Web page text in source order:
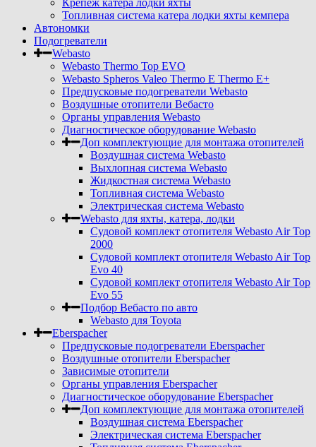
Крепёж катера лодки яхты
Топливная система катера лодки яхты кемпера
Автономки
Подогреватели
Webasto
Webasto Thermo Top EVO
Webasto Spheros Valeo Thermo E Thermo E+
Предпусковые подогреватели Webasto
Воздушные отопители Вебасто
Органы управления Webasto
Диагностическое оборудование Webasto
Доп комплектующие для монтажа отопителей
Воздушная система Webasto
Выхлопная система Webasto
Жидкостная система Webasto
Топливная система Webasto
Электрическая система Webasto
Webasto для яхты, катера, лодки
Судовой комплект отопителя Webasto Air Top
2000
Судовой комплект отопителя Webasto Air Top
Evo 40
Судовой комплект отопителя Webasto Air Top
Evo 55
Подбор Вебасто по авто
Webasto для Toyota
Eberspacher
Предпусковые подогреватели Eberspacher
Воздушные отопители Eberspacher
Зависимые отопители
Органы управления Eberspacher
Диагностическое оборудование Eberspacher
Доп комплектующие для монтажа отопителей
Воздушная система Eberspacher
Электрическая система Eberspacher